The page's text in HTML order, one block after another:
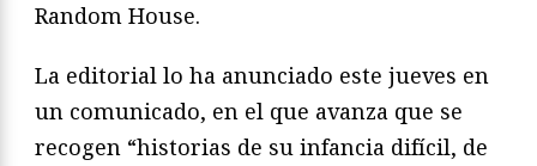
Random House.
La editorial lo ha anunciado este jueves en
un comunicado, en el que avanza que se
recogen “historias de su infancia difícil, de